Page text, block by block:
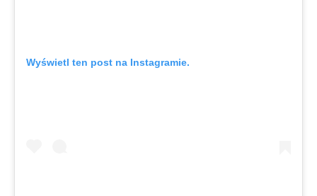
Wyświetl ten post na Instagramie.